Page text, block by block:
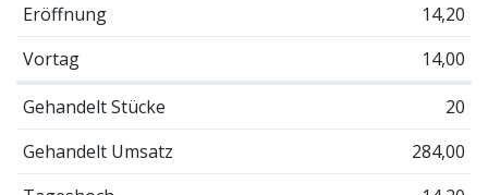
Eröffnung
14,20
Vortag
14,00
Gehandelt Stücke
20
Gehandelt Umsatz
284,00